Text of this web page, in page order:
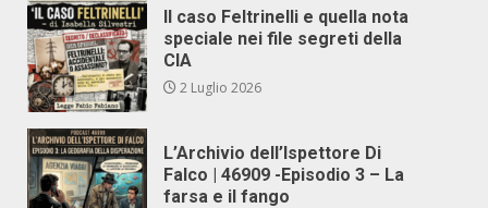
Il caso Feltrinelli e quella nota
speciale nei file segreti della
CIA
2 Luglio 2026
L’Archivio dell’Ispettore Di
Falco | 46909 -Episodio 3 – La
farsa e il fango